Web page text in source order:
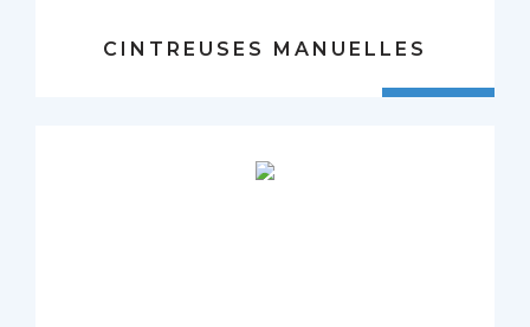
CINTREUSES MANUELLES